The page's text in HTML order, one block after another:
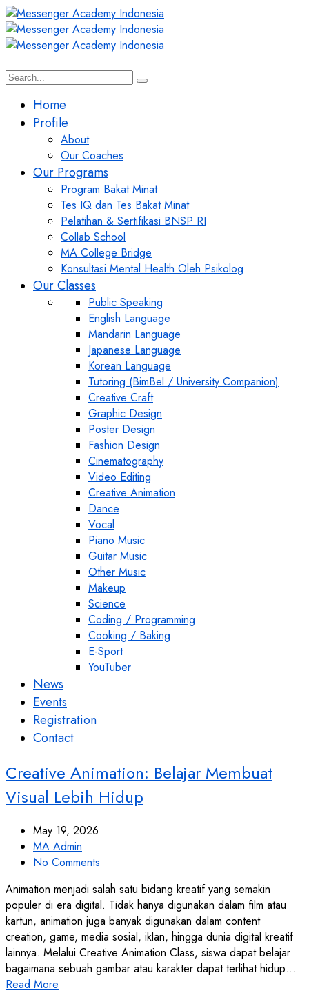
Home
Profile
About
Our Coaches
Our Programs
Program Bakat Minat
Tes IQ dan Tes Bakat Minat
Pelatihan & Sertifikasi BNSP RI
Collab School
MA College Bridge
Konsultasi Mental Health Oleh Psikolog
Our Classes
Public Speaking
English Language
Mandarin Language
Japanese Language
Korean Language
Tutoring (BimBel / University Companion)
Creative Craft
Graphic Design
Poster Design
Fashion Design
Cinematography
Video Editing
Creative Animation
Dance
Vocal
Piano Music
Guitar Music
Other Music
Makeup
Science
Coding / Programming
Cooking / Baking
E-Sport
YouTuber
News
Events
Registration
Contact
Creative Animation: Belajar Membuat
Visual Lebih Hidup
May 19, 2026
MA Admin
No Comments
Animation menjadi salah satu bidang kreatif yang semakin
populer di era digital. Tidak hanya digunakan dalam film atau
kartun, animation juga banyak digunakan dalam content
creation, game, media sosial, iklan, hingga dunia digital kreatif
lainnya. Melalui Creative Animation Class, siswa dapat belajar
bagaimana sebuah gambar atau karakter dapat terlihat hidup…
Read More